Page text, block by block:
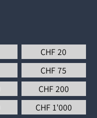
CHF 20
CHF 75
CHF 200
CHF 1'000